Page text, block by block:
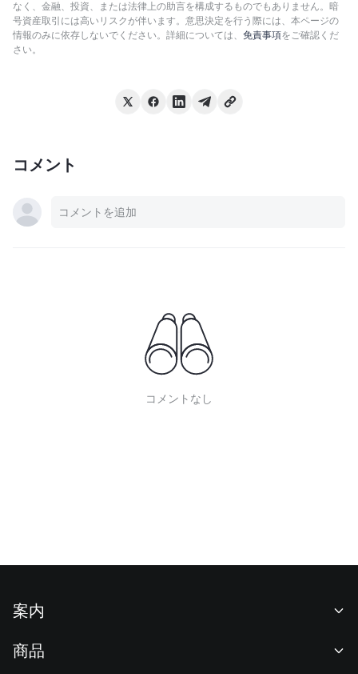
なく、金融、投資、または法律上の助言を構成するものでもありません。暗
号資産取引には高いリスクが伴います。意思決定を行う際には、本ページの
情報のみに依存しないでください。詳細については、 免責事項をご確認くだ
さい。
コメント
コメントなし
案内
商品